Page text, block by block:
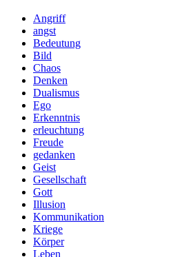
Angriff
angst
Bedeutung
Bild
Chaos
Denken
Dualismus
Ego
Erkenntnis
erleuchtung
Freude
gedanken
Geist
Gesellschaft
Gott
Illusion
Kommunikation
Kriege
Körper
Leben